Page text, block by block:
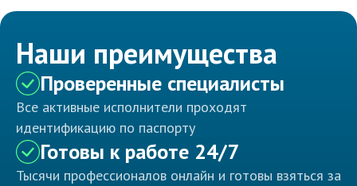
Наши преимущества
Проверенные специалисты
Все активные исполнители проходят
идентификацию по паспорту
Готовы к работе 24/7
Тысячи профессионалов онлайн и готовы взяться за